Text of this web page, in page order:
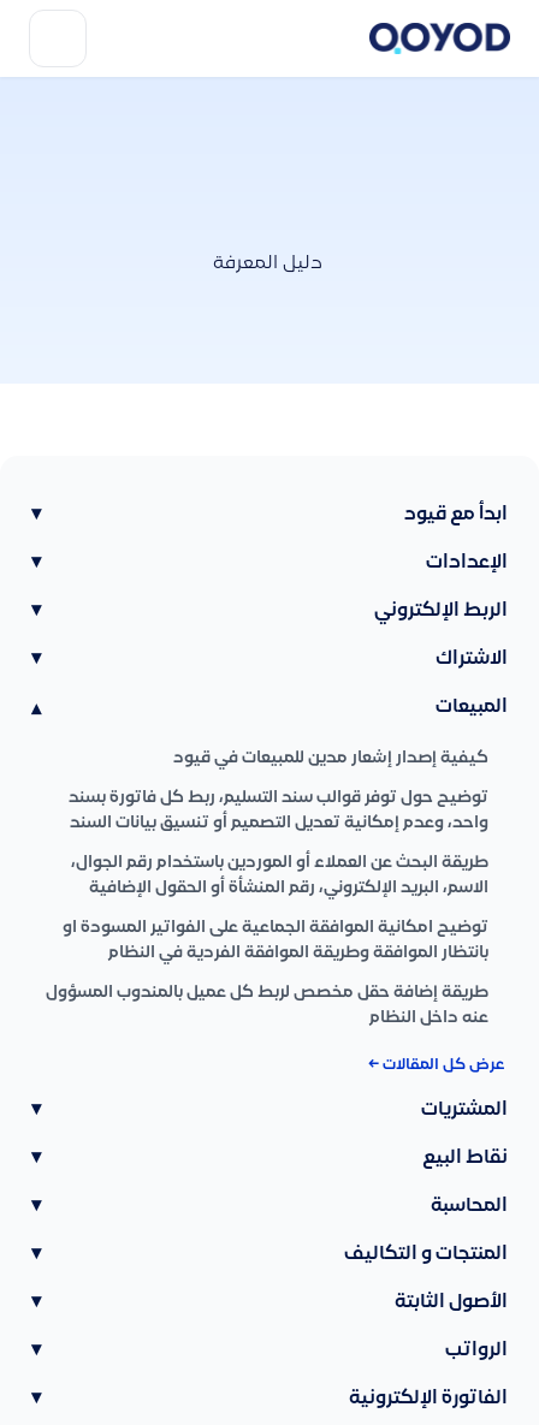
دليل المعرفة
ابدأ مع قيود ▾
الإعدادات ▾
الربط الإلكتروني ▾
الاشتراك ▾
المبيعات ▾
كيفية إصدار إشعار مدين للمبيعات في قيود
توضيح حول توفر قوالب سند التسليم، ربط كل فاتورة بسند
واحد، وعدم إمكانية تعديل التصميم أو تنسيق بيانات السند
طريقة البحث عن العملاء أو الموردين باستخدام رقم الجوال،
الاسم، البريد الإلكتروني، رقم المنشأة أو الحقول الإضافية
توضيح امكانية الموافقة الجماعية على الفواتير المسودة او
بانتظار الموافقة وطريقة الموافقة الفردية في النظام
طريقة إضافة حقل مخصص لربط كل عميل بالمندوب المسؤول
عنه داخل النظام
عرض كل المقالات ←
المشتريات ▾
نقاط البيع ▾
المحاسبة ▾
المنتجات و التكاليف ▾
الأصول الثابتة ▾
الرواتب ▾
الفاتورة الإلكترونية ▾